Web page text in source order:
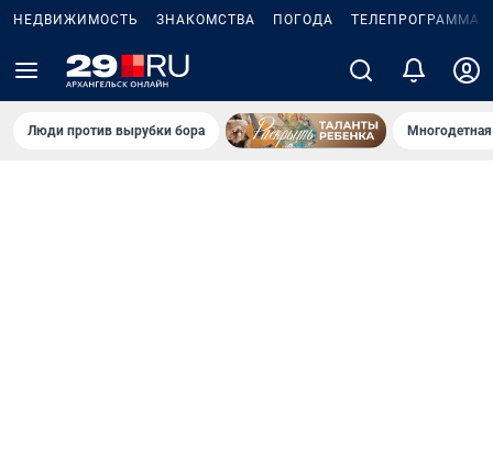
НЕДВИЖИМОСТЬ ЗНАКОМСТВА ПОГОДА ТЕЛЕПРОГРАММА
Люди против вырубки бора